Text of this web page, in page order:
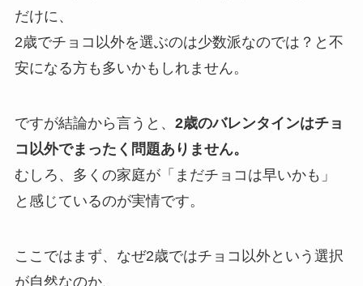
だけに、
2歳でチョコ以外を選ぶのは少数派なのでは？と不
安になる方も多いかもしれません。
ですが結論から言うと、 2歳のバレンタインはチョ
コ以外でまったく問題ありません。
むしろ、多くの家庭が「まだチョコは早いかも」
と感じているのが実情です。
ここではまず、なぜ2歳ではチョコ以外という選択
が自然なのか、